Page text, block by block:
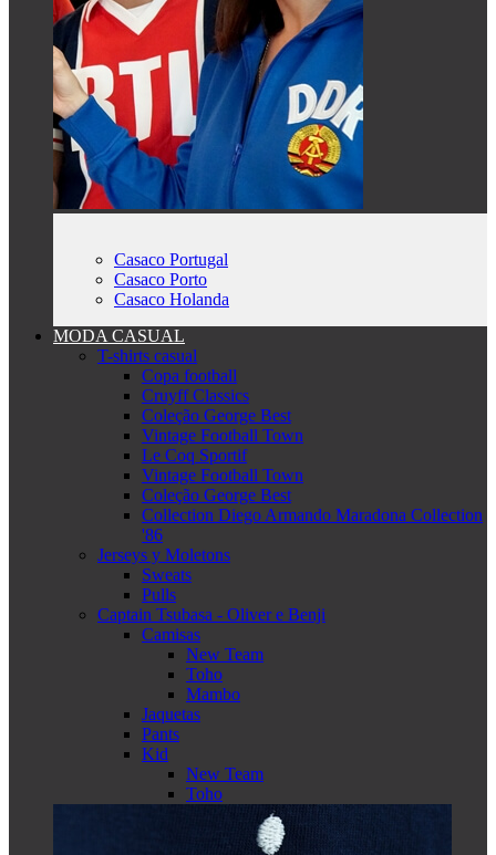
Casaco Portugal
Casaco Porto
Casaco Holanda
MODA CASUAL
T-shirts casual
Copa football
Cruyff Classics
Coleção George Best
Vintage Football Town
Le Coq Sportif
Vintage Football Town
Coleção George Best
Collection Diego Armando Maradona Collection
'86
Jerseys y Moletons
Sweats
Pulls
Captain Tsubasa - Oliver e Benji
Camisas
New Team
Toho
Mambo
Jaquetas
Pants
Kid
New Team
Toho